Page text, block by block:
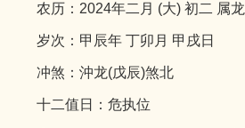
农历：2024年二月 (大) 初二 属龙
岁次：甲辰年 丁卯月 甲戌日
冲煞：沖龙(戊辰)煞北
十二值日：危执位